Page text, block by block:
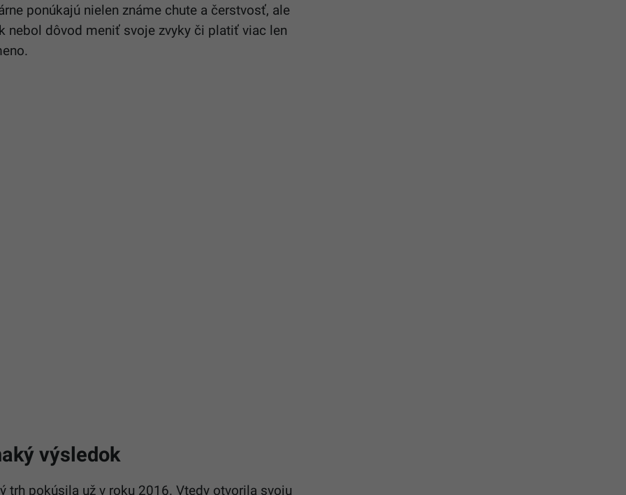
ponúkajú nielen známe chute a čerstvosť, ale
nebol dôvod meniť svoje zvyky či platiť viac len
výsledok
trh pokúsila už v roku 2016. Vtedy otvorila svoju